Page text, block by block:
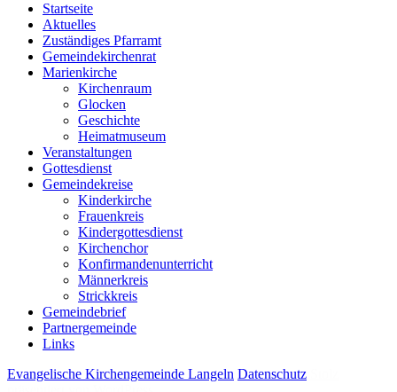
Startseite
Aktuelles
Zuständiges Pfarramt
Gemeindekirchenrat
Marienkirche
Kirchenraum
Glocken
Geschichte
Heimatmuseum
Veranstaltungen
Gottesdienst
Gemeindekreise
Kinderkirche
Frauenkreis
Kindergottesdienst
Kirchenchor
Konfirmandenunterricht
Männerkreis
Strickkreis
Gemeindebrief
Partnergemeinde
Links
Evangelische Kirchengemeinde Langeln Datenschutz